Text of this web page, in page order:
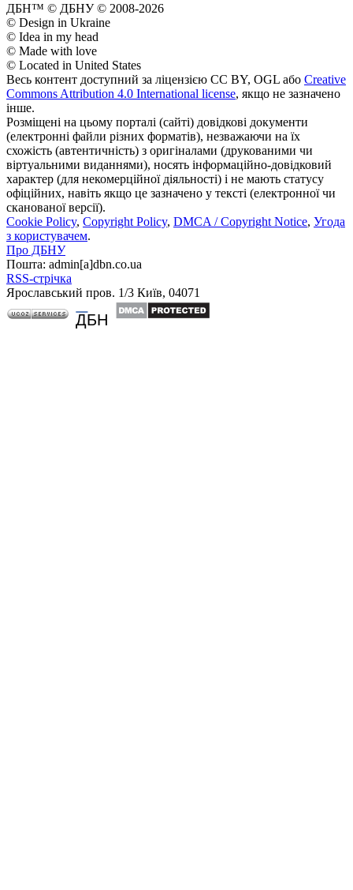
ДБН™ © ДБНУ © 2008-2026
© Design in Ukraine
© Idea in my head
© Made with love
© Located in United States
Весь контент доступний за ліцензією CC BY, OGL або Creative
Commons Attribution 4.0 International license, якщо не зазначено
інше.
Розміщені на цьому порталі (сайті) довідкові документи
(електронні файли різних форматів), незважаючи на їх
схожість (автентичність) з оригіналами (друкованими чи
віртуальними виданнями), носять інформаційно-довідковий
характер (для некомерційної діяльності) і не мають статусу
офіційних, навіть якщо це зазначено у тексті (електронної чи
сканованої версії).
Cookie Policy, Copyright Policy, DMCA / Copyright Notice, Угода
з користувачем.
Про ДБНУ
Пошта: admin[а]dbn.co.ua
RSS-стрічка
Ярославський пров. 1/3 Київ, 04071